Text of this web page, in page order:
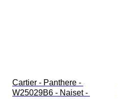
Cartier - Panthere -
W25029B6 - Naiset -